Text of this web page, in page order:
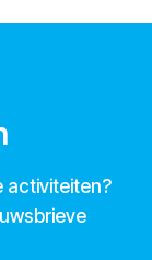
activiteiten?